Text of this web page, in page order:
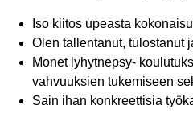
Iso kiitos upeasta
Olen tallentanut, tulostanut
Monet lyhytnepsy-
vahvuuksien tukemiseen
Sain ihan konkreettisia